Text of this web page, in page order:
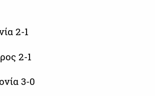
2-1
2-1
3-0